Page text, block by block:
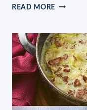
READ MORE
LECKER
!